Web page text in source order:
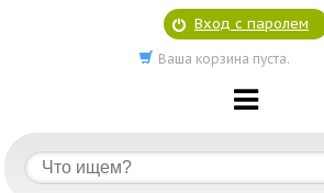
Вход с паролем
Ваша корзина пуста.